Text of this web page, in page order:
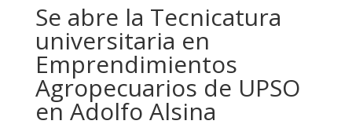
Se abre la Tecnicatura
universitaria en
Emprendimientos
Agropecuarios de UPSO
en Adolfo Alsina